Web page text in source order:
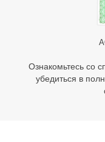
Ознакомьтесь со
убедиться в